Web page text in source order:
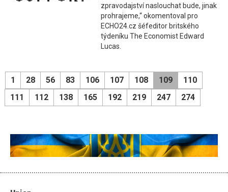
zpravodajství naslouchat bude, jinak
prohrajeme,“ okomentoval pro
ECHO24.cz šéfeditor britského
týdeníku The Economist Edward
Lucas.
1 28 56 83 106 107 108 109
110
111
112 138 165 192 219 247 274